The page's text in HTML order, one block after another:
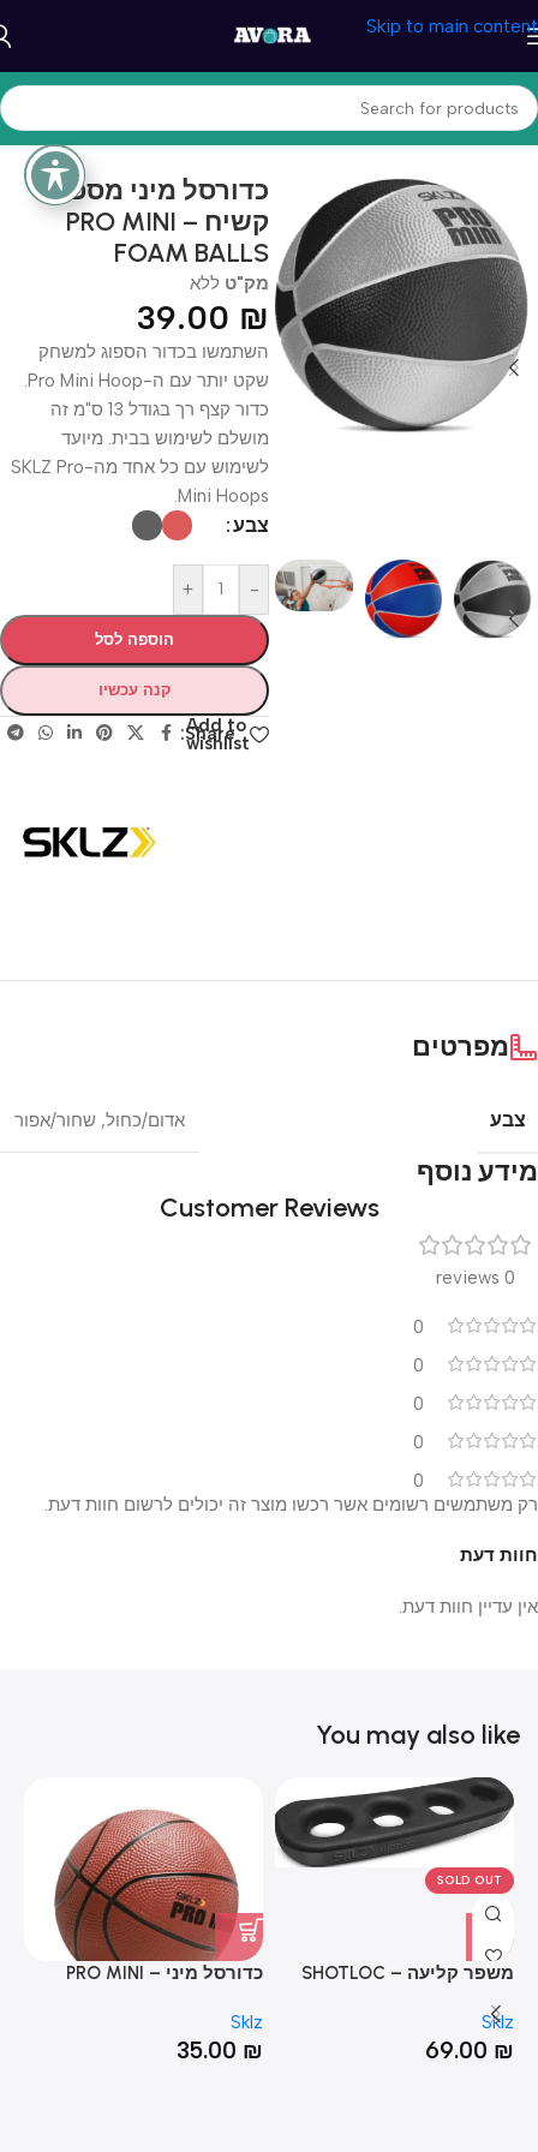
Skip to main content
עמוד הבית/ספורט וכושר/כדורסל
כדורסל מיני מספוג
קשיח – PRO MINI
FOAM BALLS
מק"ט ללא
39.00 ₪
השתמשו בכדור הספוג למשחק
שקט יותר עם ה-Pro Mini Hoop.
כדור קצף רך בגודל 13 ס"מ זה
מושלם לשימוש בבית. מיועד
לשימוש עם כל אחד מה-SKLZ Pro
Mini Hoops.
צבע
-
+
הוספה לסל
קנה עכשיו
Add to
wishlist
Share:
מפרטים
צבע אדום/כחול, שחור/אפור
מידע נוסף
Customer Reviews
0 reviews
0
0
0
0
0
חוות דעת
אין עדיין חוות דעת.
רק משתמשים רשומים אשר רכשו מוצר זה יכולים לרשום חוות דעת.
You may also like
SOLD OUT
משפר קליעה – SHOTLOC
Sklz
69.00 ₪
כדורסל מיני – PRO MINI
Sklz
35.00 ₪